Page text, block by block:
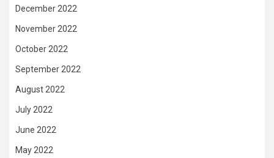
December 2022
November 2022
October 2022
September 2022
August 2022
July 2022
June 2022
May 2022